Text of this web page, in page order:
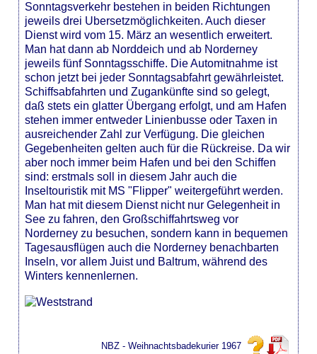
Sonntagsverkehr bestehen in beiden Richtungen
jeweils drei Ubersetzmöglichkeiten. Auch dieser
Dienst wird vom 15. März an wesentlich erweitert.
Man hat dann ab Norddeich und ab Norderney
jeweils fünf Sonntagsschiffe. Die Automitnahme ist
schon jetzt bei jeder Sonntagsabfahrt gewährleistet.
Schiffsabfahrten und Zugankünfte sind so gelegt,
daß stets ein glatter Übergang erfolgt, und am Hafen
stehen immer entweder Linienbusse oder Taxen in
ausreichender Zahl zur Verfügung. Die gleichen
Gegebenheiten gelten auch für die Rückreise. Da wir
aber noch immer beim Hafen und bei den Schiffen
sind: erstmals soll in diesem Jahr auch die
Inseltouristik mit MS "Flipper" weitergeführt werden.
Man hat mit diesem Dienst nicht nur Gelegenheit in
See zu fahren, den Großschiffahrtsweg vor
Norderney zu besuchen, sondern kann in bequemen
Tagesausflügen auch die Norderney benachbarten
Inseln, vor allem Juist und Baltrum, während des
Winters kennenlernen.
NBZ - Weihnachtsbadekurier 1967